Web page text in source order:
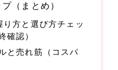
（まとめ）
方と選び方チェッ
確認）
と売れ筋（コスパ